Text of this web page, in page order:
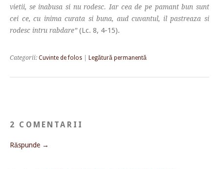
vietii, se inabusa si nu rodesc. Iar cea de pe pamant bun sunt
cei ce, cu inima curata si buna, aud cuvantul, il pastreaza si
rodesc intru rabdare”(Lc. 8, 4-15).
Categorii: Cuvinte de folos Legătură permanentă
2 COMENTARII
Răspunde →